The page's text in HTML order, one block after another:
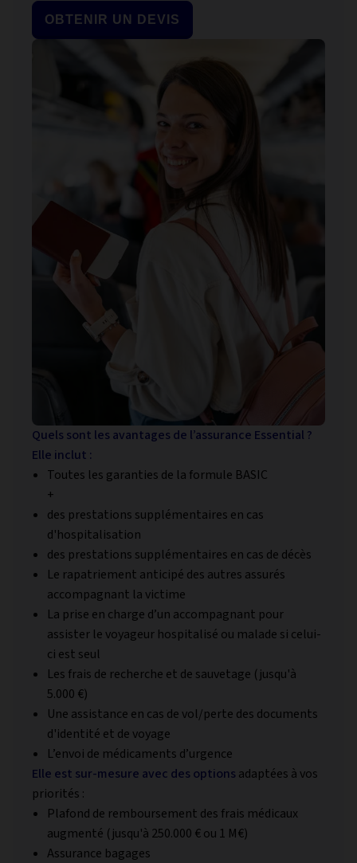
OBTENIR UN DEVIS
Quels sont les avantages de l’assurance Essential ?
Elle inclut :
Toutes les garanties de la formule BASIC
+
des prestations supplémentaires en cas
d'hospitalisation
des prestations supplémentaires en cas de décès
Le rapatriement anticipé des autres assurés
accompagnant la victime
La prise en charge d’un accompagnant pour
assister le voyageur hospitalisé ou malade si celui-
ci est seul
Les frais de recherche et de sauvetage (jusqu'à
5.000 €)
Une assistance en cas de vol/perte des documents
d'identité et de voyage
L’envoi de médicaments d’urgence
Elle est sur-mesure avec des options adaptées à vos
priorités :
Plafond de remboursement des frais médicaux
augmenté (jusqu'à 250.000 € ou 1 M€)
Assurance bagages